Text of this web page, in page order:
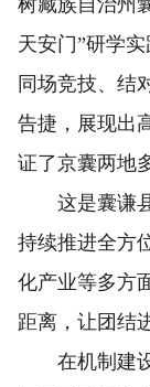
树藏族自治州
天安门”研学
同场竞技、结
告捷，展现出
证了京囊两地
这是囊谦县
持续推进全方
化产业等多方
距离，让团结
在机制建设